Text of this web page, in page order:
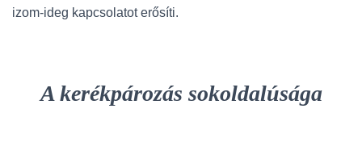
izom-ideg kapcsolatot erősíti.
A kerékpározás sokoldalúsága